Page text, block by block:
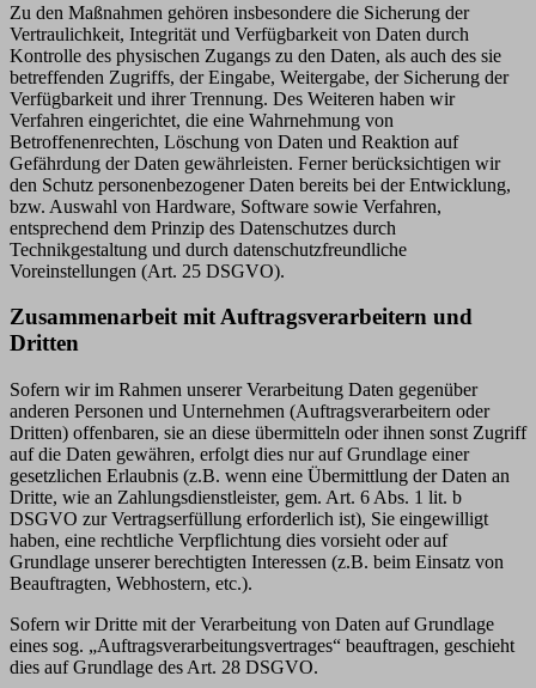
Zu den Maßnahmen gehören insbesondere die Sicherung der
Vertraulichkeit, Integrität und Verfügbarkeit von Daten durch
Kontrolle des physischen Zugangs zu den Daten, als auch des sie
betreffenden Zugriffs, der Eingabe, Weitergabe, der Sicherung der
Verfügbarkeit und ihrer Trennung. Des Weiteren haben wir
Verfahren eingerichtet, die eine Wahrnehmung von
Betroffenenrechten, Löschung von Daten und Reaktion auf
Gefährdung der Daten gewährleisten. Ferner berücksichtigen wir
den Schutz personenbezogener Daten bereits bei der Entwicklung,
bzw. Auswahl von Hardware, Software sowie Verfahren,
entsprechend dem Prinzip des Datenschutzes durch
Technikgestaltung und durch datenschutzfreundliche
Voreinstellungen (Art. 25 DSGVO).
Zusammenarbeit mit Auftragsverarbeitern und
Dritten
Sofern wir im Rahmen unserer Verarbeitung Daten gegenüber
anderen Personen und Unternehmen (Auftragsverarbeitern oder
Dritten) offenbaren, sie an diese übermitteln oder ihnen sonst Zugriff
auf die Daten gewähren, erfolgt dies nur auf Grundlage einer
gesetzlichen Erlaubnis (z.B. wenn eine Übermittlung der Daten an
Dritte, wie an Zahlungsdienstleister, gem. Art. 6 Abs. 1 lit. b
DSGVO zur Vertragserfüllung erforderlich ist), Sie eingewilligt
haben, eine rechtliche Verpflichtung dies vorsieht oder auf
Grundlage unserer berechtigten Interessen (z.B. beim Einsatz von
Beauftragten, Webhostern, etc.).
Sofern wir Dritte mit der Verarbeitung von Daten auf Grundlage
eines sog. „Auftragsverarbeitungsvertrages“ beauftragen, geschieht
dies auf Grundlage des Art. 28 DSGVO.